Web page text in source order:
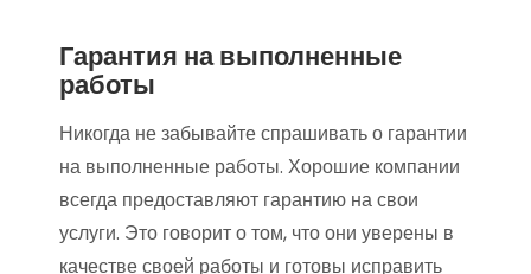
Гарантия на выполненные
работы
Никогда не забывайте спрашивать о гарантии
на выполненные работы. Хорошие компании
всегда предоставляют гарантию на свои
услуги. Это говорит о том, что они уверены в
качестве своей работы и готовы исправить